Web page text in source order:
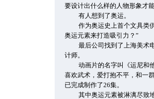
要设计出什么样的人物形象才
有人想到了奥运。
作为奥运史上首个文具类
奥运元素来打造吸引力？”
最后公司找到了上海美术
计师。
动画片的名字叫《运尼和
喜欢武术，爱打抱不平，和一
已完成制作了26集。
其中奥运元素被淋漓尽致